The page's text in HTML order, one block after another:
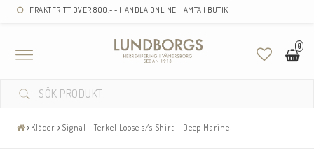
FRAKTFRITT ÖVER 800:- - HANDLA ONLINE HÄMTA I BUTIK
0
Toggle
navigation
Kläder Signal - Terkel Loose s/s Shirt - Deep Marine